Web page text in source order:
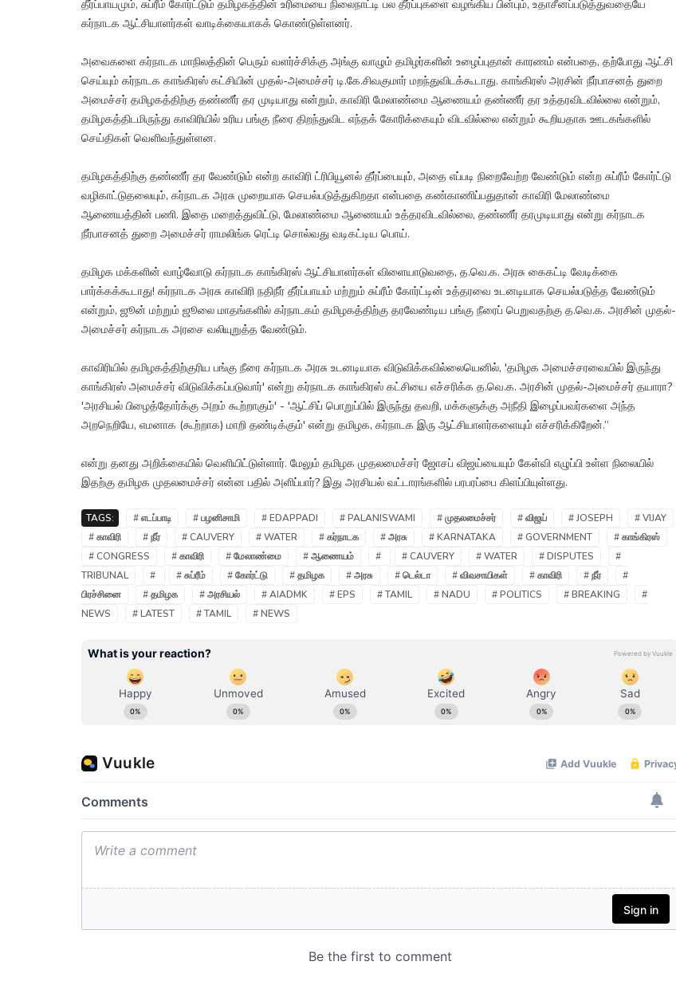
தீர்ப்பாயமும், சுப்ரீம் கோர்ட்டும் தமிழகத்தின் உரிமையை நிலைநாட்டி பல தீர்ப்புகளை வழங்கிய பின்பும், உதாசீனப்படுத்துவதையே
கர்நாடக ஆட்சியாளர்கள் வாடிக்கையாகக் கொண்டுள்ளனர்.
அவைகளை கர்நாடக மாநிலத்தின் பெரும் வளர்ச்சிக்கு அங்கு வாழும் தமிழர்களின் உழைப்புதான் காரணம் என்பதை, தற்போது ஆட்சி
செய்யும் கர்நாடக காங்கிரஸ் கட்சியின் முதல்-அமைச்சர் டி.கே.சிவகுமார் மறந்துவிடக்கூடாது. காங்கிரஸ் அரசின் நீர்பாசனத் துறை
அமைச்சர் தமிழகத்திற்கு தண்ணீர் தர முடியாது என்றும், காவிரி மேலாண்மை ஆணையம் தண்ணீர் தர உத்தரவிடவில்லை என்றும்,
தமிழகத்திடமிருந்து காவிரியில் உரிய பங்கு நீரை திறந்துவிட எந்தக் கோரிக்கையும் விடவில்லை என்றும் கூறியதாக ஊடகங்களில்
செய்திகள் வெளிவந்துள்ளன.
தமிழகத்திற்கு தண்ணீர் தர வேண்டும் என்ற காவிரி ட்ரிபியூனல் தீர்ப்பையும், அதை எப்படி நிறைவேற்ற வேண்டும் என்ற சுப்ரீம் கோர்ட்டு
வழிகாட்டுதலையும், கர்நாடக அரசு முறையாக செயல்படுத்துகிறதா என்பதை கண்காணிப்பதுதான் காவிரி மேலாண்மை
ஆணையத்தின் பணி. இதை மறைத்துவிட்டு, மேலாண்மை ஆணையம் உத்தரவிடவில்லை, தண்ணீர் தரமுடியாது என்று கர்நாடக
நீர்பாசனத் துறை அமைச்சர் ராமலிங்க ரெட்டி சொல்வது வடிகட்டிய பொய்.
தமிழக மக்களின் வாழ்வோடு கர்நாடக காங்கிரஸ் ஆட்சியாளர்கள் விளையாடுவதை, த.வெ.க. அரசு கைகட்டி வேடிக்கை
பார்க்கக்கூடாது! கர்நாடக அரசு காவிரி நதிநீர் தீர்ப்பாயம் மற்றும் சுப்ரீம் கோர்ட்டின் உத்தரவை உடனடியாக செயல்படுத்த வேண்டும்
என்றும், ஜூன் மற்றும் ஜூலை மாதங்களில் கர்நாடகம் தமிழகத்திற்கு தரவேண்டிய பங்கு நீரைப் பெறுவதற்கு த.வெ.க. அரசின் முதல்-
அமைச்சர் கர்நாடக அரசை வலியுறுத்த வேண்டும்.
காவிரியில் தமிழகத்திற்குரிய பங்கு நீரை கர்நாடக அரசு உடனடியாக விடுவிக்கவில்லையெனில், 'தமிழக அமைச்சரவையில் இருந்து
காங்கிரஸ் அமைச்சர் விடுவிக்கப்படுவார்' என்று கர்நாடக காங்கிரஸ் கட்சியை எச்சரிக்க த.வெ.க. அரசின் முதல்-அமைச்சர் தயாரா?
'அரசியல் பிழைத்தோர்க்கு அறம் கூற்றாகும்' - 'ஆட்சிப் பொறுப்பில் இருந்து தவறி, மக்களுக்கு அநீதி இழைப்பவர்களை அந்த
அறநெறியே, எமனாக (கூற்றாக) மாறி தண்டிக்கும்' என்று தமிழக, கர்நாடக இரு ஆட்சியாளர்களையும் எச்சரிக்கிறேன்.”
என்று தனது அறிக்கையில் வெளியிட்டுள்ளார். மேலும் தமிழக முதலமைச்சர் ஜோசப் விஜய்யையும் கேள்வி எழுப்பி உள்ள நிலையில்
இதற்கு தமிழக முதலமைச்சர் என்ன பதில் அளிப்பார்? இது அரசியல் வட்டாரங்களில் பரபரப்பை கிளப்பியுள்ளது.
TAGS: # எடப்பாடி # பழனிசாமி # EDAPPADI # PALANISWAMI # முதலமைச்சர் # விஜய் # JOSEPH
# VIJAY
# காவிரி
# நீர் # CAUVERY # WATER # கர்நாடக # அரசு # KARNATAKA # GOVERNMENT
# காங்கிரஸ்
# CONGRESS
# காவிரி # மேலாண்மை # ஆணையம் # # CAUVERY # WATER # DISPUTES
#
TRIBUNAL
# # சுப்ரீம் # கோர்ட்டு # தமிழக # அரசு # டெல்டா # விவசாயிகள் # காவிரி # நீர்
#
பிரச்சினை
# தமிழக # அரசியல் # AIADMK # EPS # TAMIL # NADU # POLITICS # BREAKING
#
NEWS
# LATEST # TAMIL # NEWS